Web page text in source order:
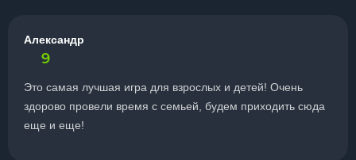
Александр
9
Это самая лучшая игра для взрослых и детей! Очень
здорово провели время с семьей, будем приходить сюда
еще и еще!